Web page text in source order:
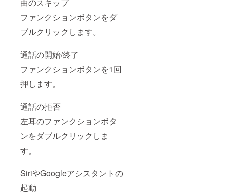
ファンクションボタンをダ
ブルクリックします。
通話の開始/終了
ファンクションボタンを1回
押します。
通話の拒否
左耳のファンクションボタ
ンをダブルクリックしま
す。
SiriやGoogleアシスタントの
起動